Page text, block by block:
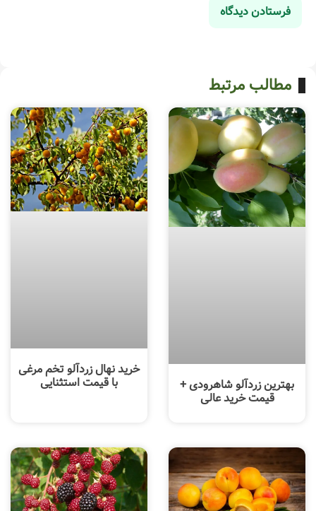
مطالب مرتبط
بهترین زردآلو شاهرودی +
قیمت خرید عالی
خرید نهال زردآلو تخم مرغی
با قیمت استثنایی